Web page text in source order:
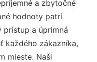
a zbytočné
hodnoty patrí
a úprimná
každého zákazníka,
mieste. Naši